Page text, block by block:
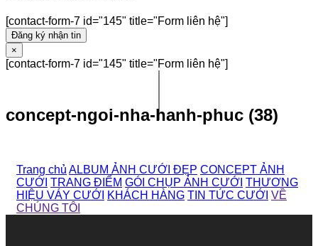
[contact-form-7 id="145" title="Form liên hệ"]
Đăng ký nhận tin
×
[contact-form-7 id="145" title="Form liên hệ"]
concept-ngoi-nha-hanh-phuc (38)
Trang chủ ALBUM ẢNH CƯỚI ĐẸP CONCEPT ẢNH
CƯỚI TRANG ĐIỂM GÓI CHỤP ẢNH CƯỚI THƯƠNG
HIỆU VÁY CƯỚI KHÁCH HÀNG TIN TỨC CƯỚI VỀ
CHÚNG TÔI